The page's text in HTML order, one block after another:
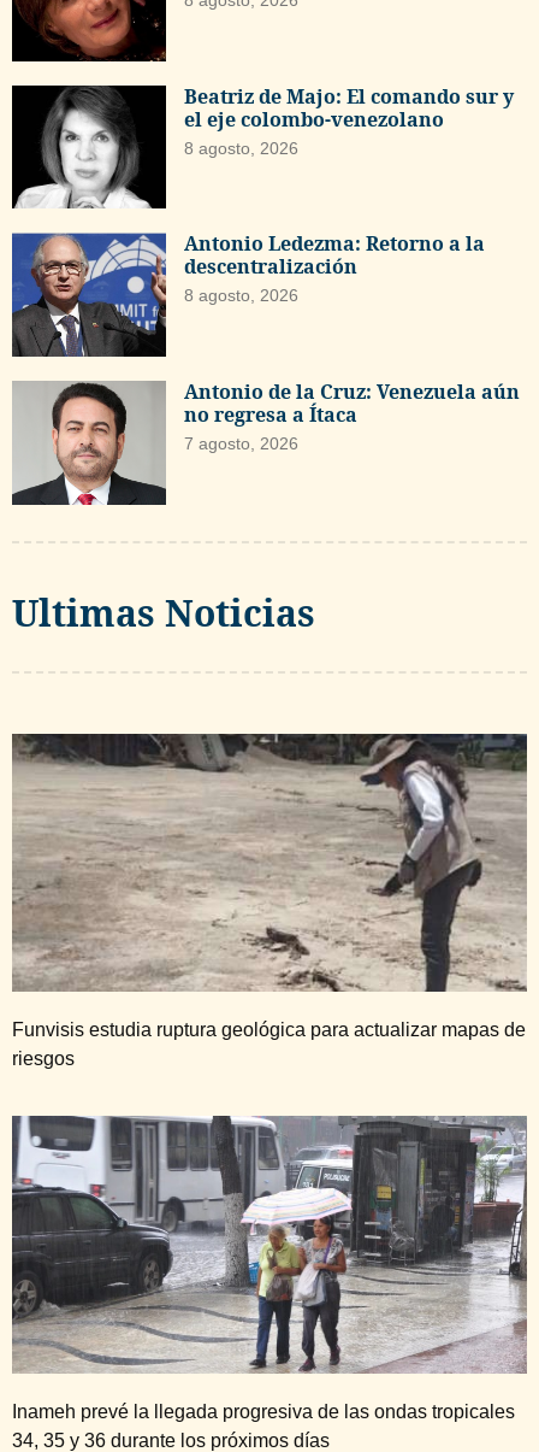
Beatriz de Majo: El comando sur y
el eje colombo-venezolano
8 agosto, 2026
Antonio Ledezma: Retorno a la
descentralización
8 agosto, 2026
Antonio de la Cruz: Venezuela aún
no regresa a Ítaca
7 agosto, 2026
Ultimas Noticias
Funvisis estudia ruptura geológica para actualizar mapas de
riesgos
Inameh prevé la llegada progresiva de las ondas tropicales
34, 35 y 36 durante los próximos días